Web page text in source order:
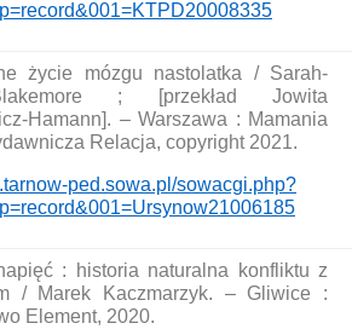
życie mózgu nastolatka / Sarah-
; [przekład Jowita
Hamann]. – Warszawa : Mamania
Relacja, copyright 2021.
ped.sowa.pl/sowacgi.php?
: historia naturalna konfliktu z
/ Marek Kaczmarzyk. – Gliwice :
Element, 2020.